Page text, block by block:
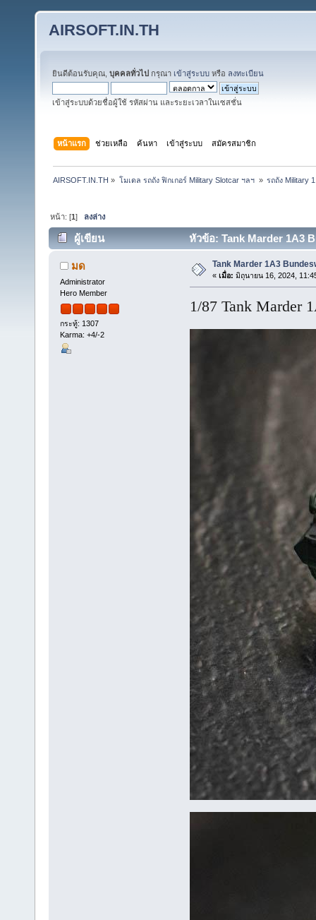
AIRSOFT.IN.TH
ยินดีต้อนรับคุณ, บุคคลทั่วไป กรุณา เข้าสู่ระบบ หรือ ลงทะเบียน
เข้าสู่ระบบด้วยชื่อผู้ใช้ รหัสผ่าน และระยะเวลาในเซสชั่น
หน้าแรก ช่วยเหลือ ค้นหา เข้าสู่ระบบ สมัครสมาชิก
AIRSOFT.IN.TH » โมเดล รถถัง ฟิกเกอร์ Military Slotcar ฯลฯ » รถถัง Military
หน้า: [1] ลงล่าง
ผู้เขียน หัวข้อ: Tank Marder 1A3
มด
Administrator
Hero Member
กระทู้: 1307
Karma: +4/-2
Tank Marder 1A3
« เมื่อ: มิถุนายน 16, 2024,
1/87 Tank Marder